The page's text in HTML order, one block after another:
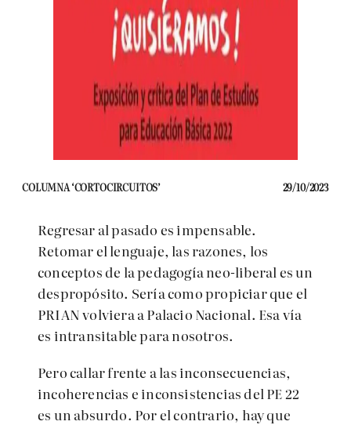
COLUMNA ‘CORTOCIRCUITOS’ 29/10/2023
Regresar al pasado es impensable.
Retomar el lenguaje, las razones, los
conceptos de la pedagogía neo-liberal es un
despropósito. Sería como propiciar que el
PRIAN volviera a Palacio Nacional. Esa vía
es intransitable para nosotros.
Pero callar frente a las inconsecuencias,
incoherencias e inconsistencias del PE 22
es un absurdo. Por el contrario, hay que